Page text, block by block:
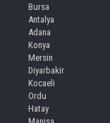
Bursa
Antalya
Adana
Konya
Mersin
Diyarbakir
Kocaeli
Ordu
Hatay